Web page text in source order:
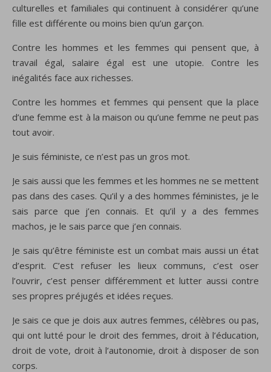
culturelles et familiales qui continuent à considérer qu’une
fille est différente ou moins bien qu’un garçon.
Contre les hommes et les femmes qui pensent que, à
travail égal, salaire égal est une utopie. Contre les
inégalités face aux richesses.
Contre les hommes et femmes qui pensent que la place
d’une femme est à la maison ou qu’une femme ne peut pas
tout avoir.
Je suis féministe, ce n’est pas un gros mot.
Je sais aussi que les femmes et les hommes ne se mettent
pas dans des cases. Qu’il y a des hommes féministes, je le
sais parce que j’en connais. Et qu’il y a des femmes
machos, je le sais parce que j’en connais.
Je sais qu’être féministe est un combat mais aussi un état
d’esprit. C’est refuser les lieux communs, c’est oser
l’ouvrir, c’est penser différemment et lutter aussi contre
ses propres préjugés et idées reçues.
Je sais ce que je dois aux autres femmes, célèbres ou pas,
qui ont lutté pour le droit des femmes, droit à l’éducation,
droit de vote, droit à l’autonomie, droit à disposer de son
corps.